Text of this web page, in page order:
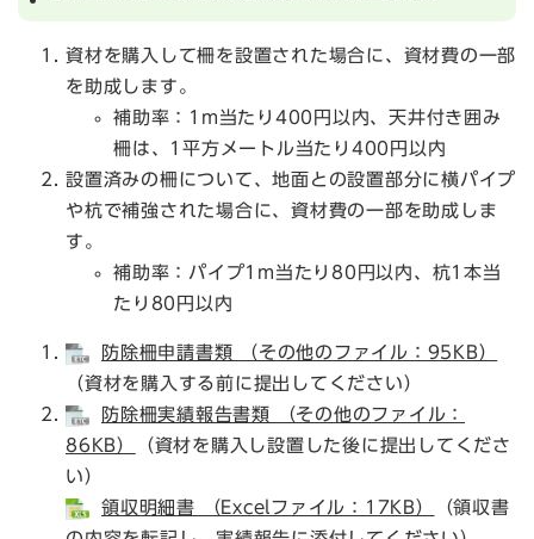
資材を購入して柵を設置された場合に、資材費の一部
を助成します。
補助率：1m当たり400円以内、天井付き囲み
柵は、1平方メートル当たり400円以内
設置済みの柵について、地面との設置部分に横パイプ
や杭で補強された場合に、資材費の一部を助成しま
す。
補助率：パイプ1m当たり80円以内、杭1本当
たり80円以内
防除柵申請書類 （その他のファイル：95KB）
（資材を購入する前に提出してください）
防除柵実績報告書類 （その他のファイル：
86KB）
（資材を購入し設置した後に提出してくださ
い）
領収明細書 （Excelファイル：17KB）
（領収書